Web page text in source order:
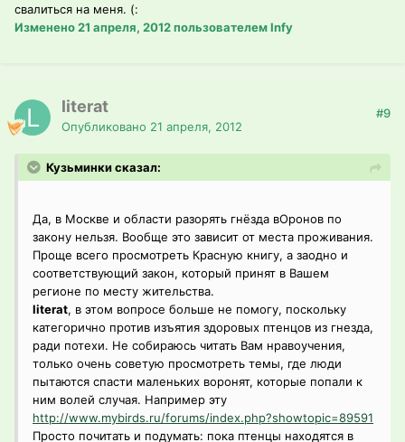
свалиться на меня. (:
Изменено21 апреля, 2012пользователем Infy
literat
Опубликовано 21 апреля, 2012
#9
Кузьминки сказал:
Да, в Москве и области разорять гнёзда вОронов по
закону нельзя. Вообще это зависит от места проживания.
Проще всего просмотреть Красную книгу, а заодно и
соответствующий закон, который принят в Вашем
регионе по месту жительства.
literat, в этом вопросе больше не помогу, поскольку
категорично против изъятия здоровых птенцов из гнезда,
ради потехи. Не собираюсь читать Вам нравоучения,
только очень советую просмотреть темы, где люди
пытаются спасти маленьких воронят, которые попали к
ним волей случая. Например эту
http://www.mybirds.ru/forums/index.php?showtopic=89591
Просто почитать и подумать: пока птенцы находятся в